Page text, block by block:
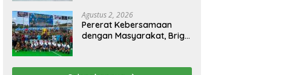
Agustus 2, 2026
Pererat Kebersamaan
dengan Masyarakat, Brigif
Danbrigif Cup I